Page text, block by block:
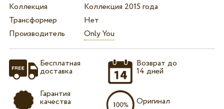
Коллекция
Коллекция 2015 года
Трансформер
Нет
Производитель
Only You
Бесплатная
доставка
Гарантия
качества
Возврат до
14 дней
Оригинал